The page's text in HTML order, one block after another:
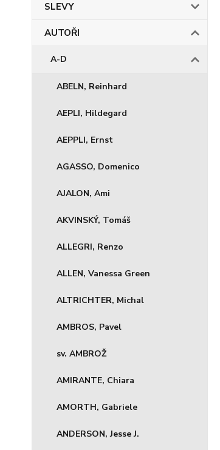
SLEVY
AUTOŘI
A-D
ABELN, Reinhard
AEPLI, Hildegard
AEPPLI, Ernst
AGASSO, Domenico
AJALON, Ami
AKVINSKÝ, Tomáš
ALLEGRI, Renzo
ALLEN, Vanessa Green
ALTRICHTER, Michal
AMBROS, Pavel
sv. AMBROŽ
AMIRANTE, Chiara
AMORTH, Gabriele
ANDERSON, Jesse J.